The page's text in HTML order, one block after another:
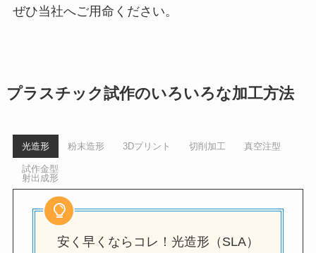
ぜひ当社へご用命ください。
プラスチック試作のいろいろな加工方法
光造形 粉末造形 3Dプリント 切削加工 真空注型
試作金型
射出成形
安く早くならコレ！光造形（SLA）